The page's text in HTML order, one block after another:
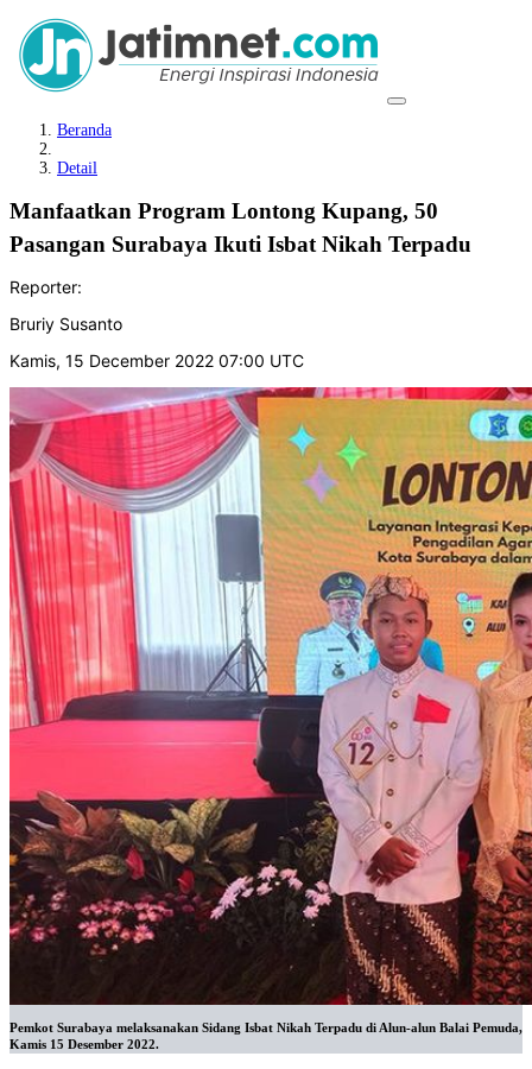
Beranda
Detail
Manfaatkan Program Lontong Kupang, 50
Pasangan Surabaya Ikuti Isbat Nikah Terpadu
Reporter:
Bruriy Susanto
Kamis, 15 December 2022 07:00 UTC
Pemkot Surabaya melaksanakan Sidang Isbat Nikah Terpadu di Alun-alun Balai Pemuda,
Kamis 15 Desember 2022.